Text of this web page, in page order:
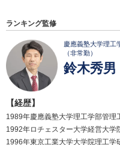
ランキング監修
慶應義塾大学理工
（非常勤）
鈴木秀男
【経歴】
1989年慶應義塾大学理工学部管理
1992年ロチェスター大学経営大学
1996年東京工業大学大学院理工学